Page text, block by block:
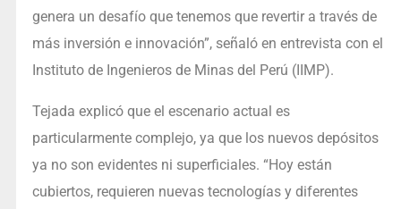
genera un desafío que tenemos que revertir a través de
más inversión e innovación”, señaló en entrevista con el
Instituto de Ingenieros de Minas del Perú (IIMP).
Tejada explicó que el escenario actual es
particularmente complejo, ya que los nuevos depósitos
ya no son evidentes ni superficiales. “Hoy están
cubiertos, requieren nuevas tecnologías y diferentes